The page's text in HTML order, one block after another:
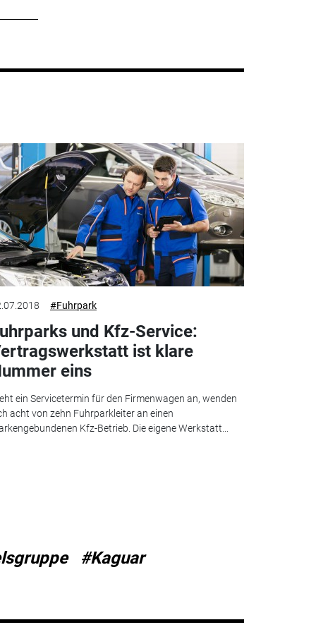
#Fuhrpark
und Kfz-Service:
ist klare
eins
ein Servicetermin für den Firmenwagen an, wenden
acht von zehn Fuhrparkleiter an einen
Kfz-Betrieb. Die eigene Werkstatt...
#Kaguar